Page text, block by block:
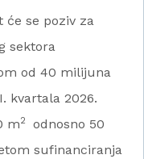
će se poziv za
sektora
od 40 milijuna
kvartala 2026.
m2
odnosno 50
sufinanciranja